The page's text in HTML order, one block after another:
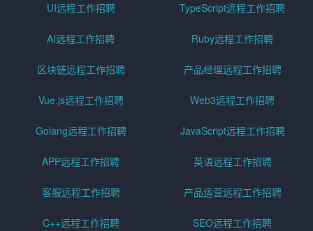
UI远程工作招聘 TypeScript远程工作招聘
AI远程工作招聘 Ruby远程工作招聘
区块链远程工作招聘 产品经理远程工作招聘
Vue.js远程工作招聘 Web3远程工作招聘
Golang远程工作招聘 JavaScript远程工作招聘
APP远程工作招聘 英语远程工作招聘
客服远程工作招聘 产品运营远程工作招聘
C++远程工作招聘 SEO远程工作招聘